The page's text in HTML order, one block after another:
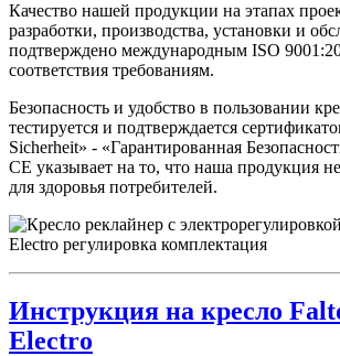
Качество нашей продукции на этапах
разработки, производства, установки и
подтверждено международным ISO
соответствия требованиям.
Безопасность и удобство в пользовании
тестируется и подтверждается
Sicherheit» - «Гарантированная
CE указывает на то, что наша продукция
для здоровья потребителей.
Инструкция на кресло
Electro